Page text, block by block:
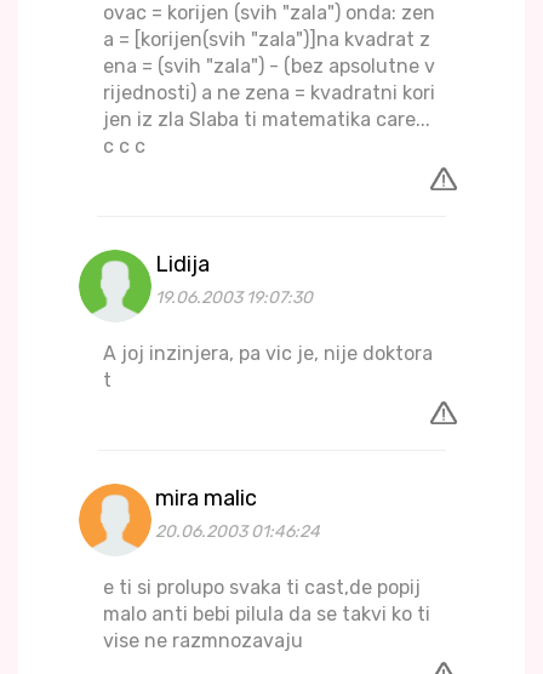
ovac = korijen (svih "zala") onda: zen
a = [korijen(svih "zala")]na kvadrat z
ena = (svih "zala") - (bez apsolutne v
rijednosti) a ne zena = kvadratni kori
jen iz zla Slaba ti matematika care...
c c c
Lidija
19.06.2003 19:07:30
A joj inzinjera, pa vic je, nije doktora
t
mira malic
20.06.2003 01:46:24
e ti si prolupo svaka ti cast,de popij
malo anti bebi pilula da se takvi ko ti
vise ne razmnozavaju